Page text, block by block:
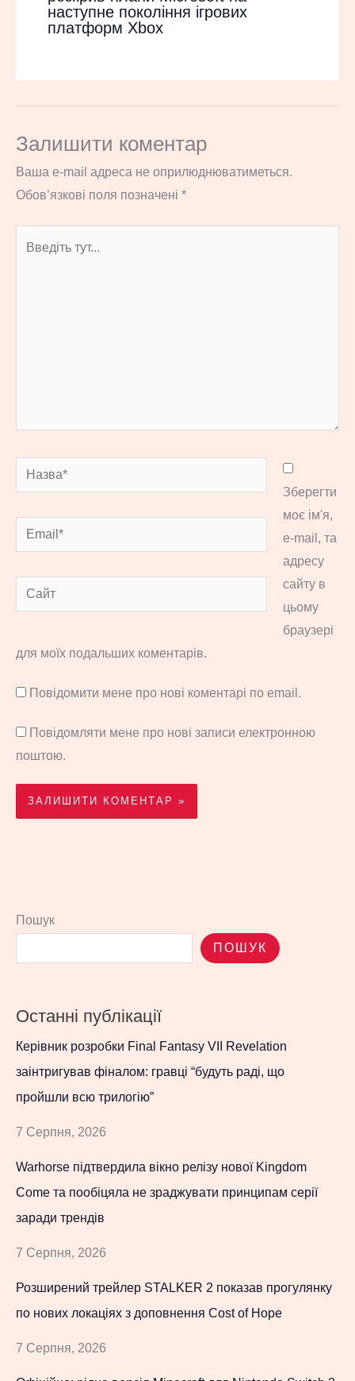
наступне покоління ігрових
платформ Xbox
Залишити коментар
Ваша e-mail адреса не оприлюднюватиметься.
Обов’язкові поля позначені *
Назва*
Email*
Сайт
Зберегти
моє ім'я,
e-mail, та
адресу
сайту в
цьому
браузері
для моїх подальших коментарів.
Повідомити мене про нові коментарі по email.
Повідомляти мене про нові записи електронною
поштою.
Пошук
ПОШУК
Останні публікації
Керівник розробки Final Fantasy VII Revelation
заінтригував фіналом: гравці “будуть раді, що
пройшли всю трилогію”
7 Серпня, 2026
Warhorse підтвердила вікно релізу нової Kingdom
Come та пообіцяла не зраджувати принципам серії
заради трендів
7 Серпня, 2026
Розширений трейлер STALKER 2 показав прогулянку
по нових локаціях з доповнення Cost of Hope
7 Серпня, 2026